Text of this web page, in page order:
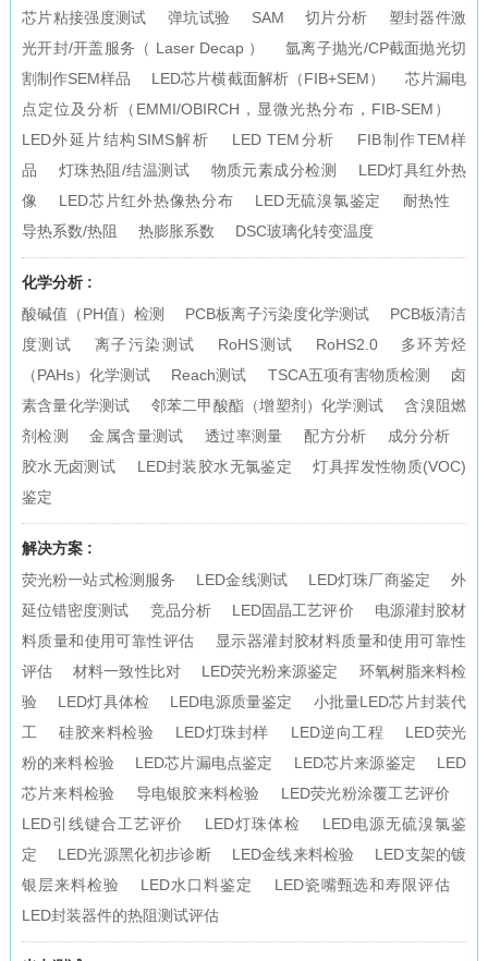
芯片粘接强度测试
弹坑试验 SAM 切片分析
塑封器件激
光开封/开盖服务（ Laser Decap ）
氩离子抛光/CP截面抛光切
割制作SEM样品
LED芯片横截面解析（FIB+SEM）
芯片漏电
点定位及分析（EMMI/OBIRCH，显微光热分布，FIB-SEM）
LED外延片结构SIMS解析
LED TEM分析
FIB制作TEM样
品
灯珠热阻/结温测试 物质元素成分检测
LED灯具红外热
像
LED芯片红外热像热分布 LED无硫溴氯鉴定
耐热性
导热系数/热阻
热膨胀系数 DSC玻璃化转变温度
化学分析 :
酸碱值（PH值）检测
PCB板离子污染度化学测试
PCB板清洁
度测试
离子污染测试 RoHS测试 RoHS2.0
多环芳烃
（PAHs）化学测试
Reach测试 TSCA五项有害物质检测
卤
素含量化学测试
邻苯二甲酸酯（增塑剂）化学测试
含溴阻燃
剂检测
金属含量测试 透过率测量 配方分析
成分分析
胶水无卤测试
LED封装胶水无氯鉴定
灯具挥发性物质(VOC)
鉴定
解决方案 :
荧光粉一站式检测服务
LED金线测试 LED灯珠厂商鉴定
外
延位错密度测试
竞品分析 LED固晶工艺评价
电源灌封胶材
料质量和使用可靠性评估
显示器灌封胶材料质量和使用可靠性
评估
材料一致性比对 LED荧光粉来源鉴定
环氧树脂来料检
验
LED灯具体检 LED电源质量鉴定
小批量LED芯片封装代
工
硅胶来料检验 LED灯珠封样 LED逆向工程
LED荧光
粉的来料检验
LED芯片漏电点鉴定 LED芯片来源鉴定
LED
芯片来料检验
导电银胶来料检验
LED荧光粉涂覆工艺评价
LED引线键合工艺评价
LED灯珠体检
LED电源无硫溴氯鉴
定
LED光源黑化初步诊断 LED金线来料检验
LED支架的镀
银层来料检验
LED水口料鉴定
LED瓷嘴甄选和寿限评估
LED封装器件的热阻测试评估